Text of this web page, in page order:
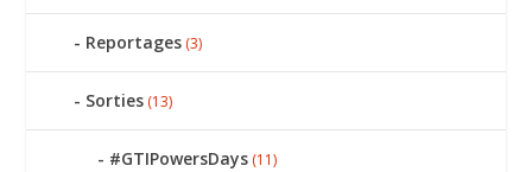
Reportages (3)
Sorties (13)
#GTIPowersDays (11)